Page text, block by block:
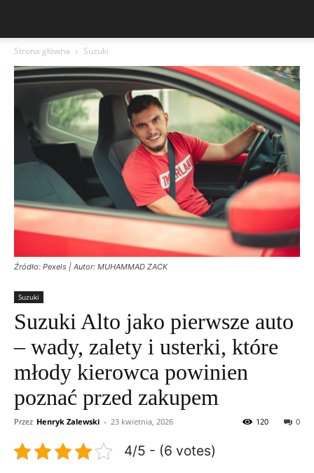
Strona główna Suzuki
Źródło: Pexels | Autor: MUHAMMAD ZACK
Suzuki
Suzuki Alto jako pierwsze auto
– wady, zalety i usterki, które
młody kierowca powinien
poznać przed zakupem
Przez Henryk Zalewski - 23 kwietnia, 2026 0
120
4/5 - (6 votes)